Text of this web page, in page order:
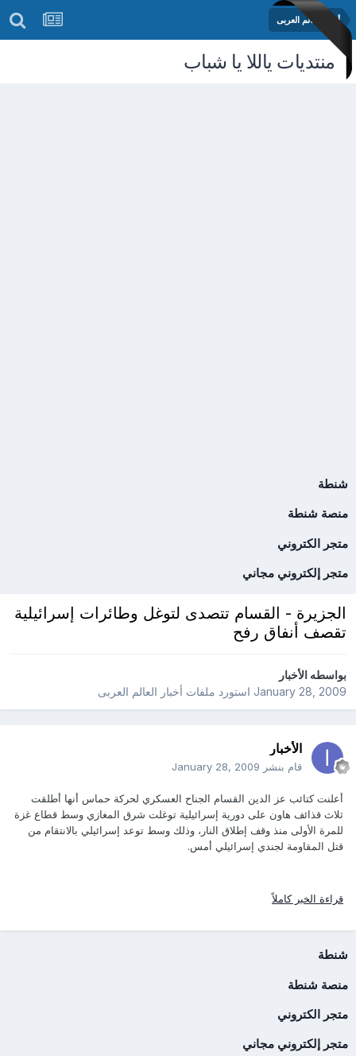
أخبار العالم العربى
منتديات ياللا يا شباب
شنطة
منصة شنطة
متجر الكتروني
متجر إلكتروني مجاني
الجزيرة - القسام تتصدى لتوغل وطائرات إسرائيلية
تقصف أنفاق رفح
بواسطهالأخبار
January 28, 2009استورد ملفات أخبار العالم العربى
الأخبار
قام بنشر January 28, 2009
أعلنت كتائب عز الدين القسام الجناح العسكري لحركة حماس أنها أطلقت
ثلاث قذائف هاون على دورية إسرائيلية توغلت شرق المغازي وسط قطاع غزة
للمرة الأولى منذ وقف إطلاق النار، وذلك وسط توعد إسرائيلي بالانتقام من
قتل المقاومة لجندي إسرائيلي أمس.
قراءة الخبر كاملاً
شنطة
منصة شنطة
متجر الكتروني
متجر إلكتروني مجاني